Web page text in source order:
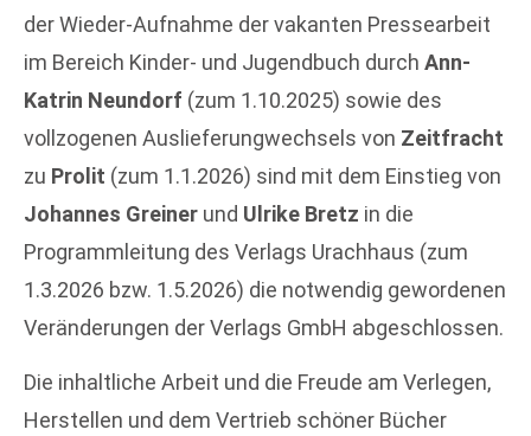
der Wieder-Aufnahme der vakanten Pressearbeit
im Bereich Kinder- und Jugendbuch durch Ann-
Katrin Neundorf (zum 1.10.2025) sowie des
vollzogenen Auslieferungwechsels von Zeitfracht
zu Prolit (zum 1.1.2026) sind mit dem Einstieg von
Johannes Greiner und Ulrike Bretz in die
Programmleitung des Verlags Urachhaus (zum
1.3.2026 bzw. 1.5.2026) die notwendig gewordenen
Veränderungen der Verlags GmbH abgeschlossen.
Die inhaltliche Arbeit und die Freude am Verlegen,
Herstellen und dem Vertrieb schöner Bücher